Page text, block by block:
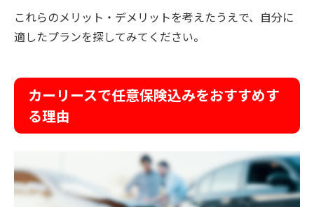
これらのメリット・デメリットを考えたうえで、自分に
適したプランを探してみてください。
カーリースで任意保険込みをおすすめす
る理由